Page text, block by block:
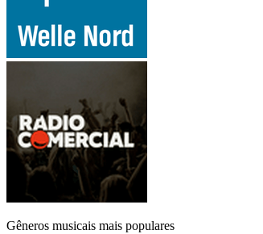
Gêneros musicais mais populares